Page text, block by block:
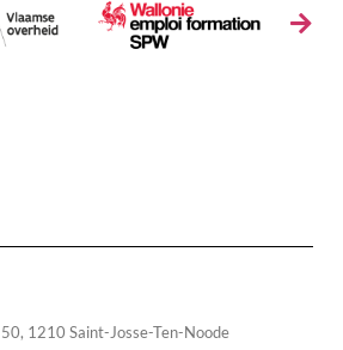
1210 Saint-Josse-Ten-Noode